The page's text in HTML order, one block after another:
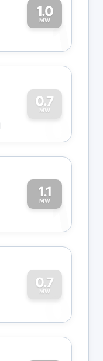
1.0
MW1
0.7
MW
0
1.1
MW1
0.7
MW
0